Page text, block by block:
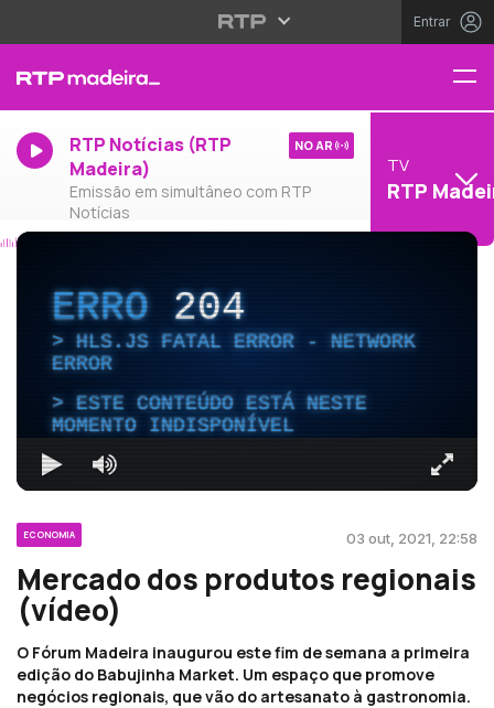
Entrar
RTP Notícias (RTP
Madeira)
Emissão em simultâneo com RTP
Notícias
NO AR
TV
RTP
ERRO204
HLS.JS FATAL ERROR - NETWORK
ERROR
ESTE CONTEÚDO ESTÁ NESTE
MOMENTO INDISPONÍVEL
ECONOMIA 03 out, 2021, 22:58
Mercado dos produtos regionais
(vídeo)
O Fórum Madeira inaugurou este fim de semana a primeira
edição do Babujinha Market. Um espaço que promove
negócios regionais, que vão do artesanato à gastronomia.